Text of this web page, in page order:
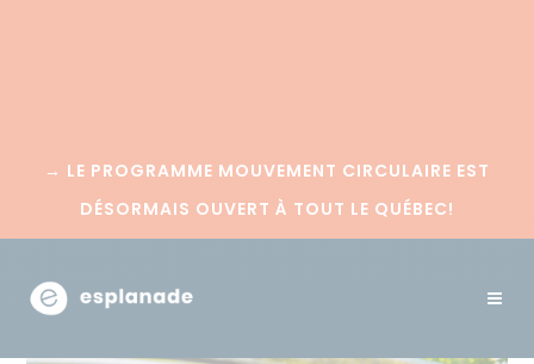
→ LE PROGRAMME MOUVEMENT CIRCULAIRE EST
DÉSORMAIS OUVERT À TOUT LE QUÉBEC!